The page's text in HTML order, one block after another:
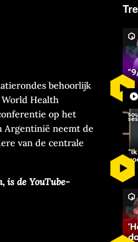
behoorlijk
Health
op het
Argentinië neemt de
van de centrale
is de YouTube-